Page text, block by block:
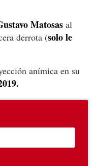
Matosas al
derrota (solo le
anímica en su